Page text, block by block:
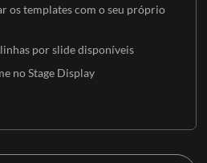
os templates com o seu próprio
por slide disponíveis
no Stage Display